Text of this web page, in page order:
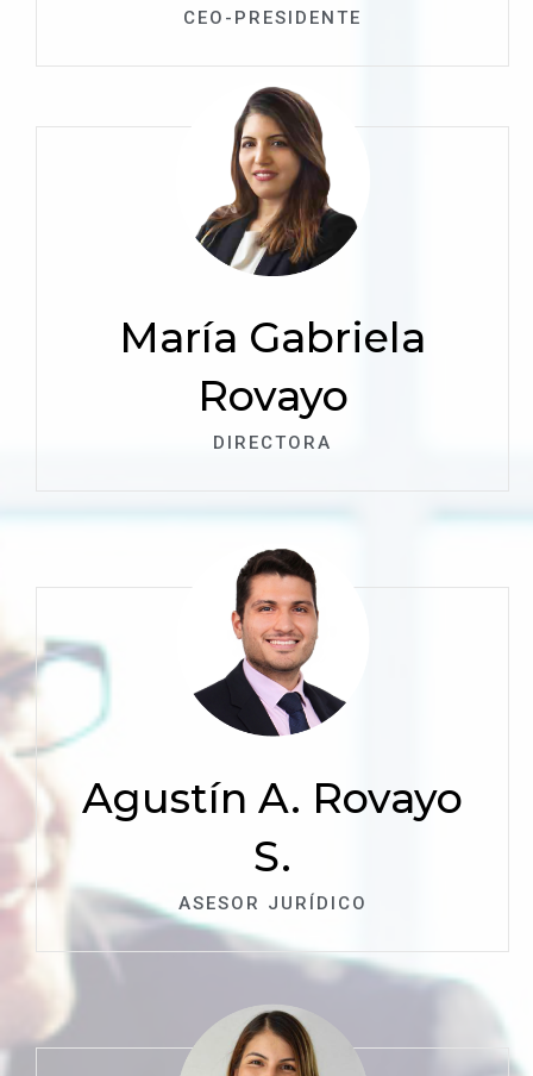
CEO-PRESIDENTE
María Gabriela
Rovayo
DIRECTORA
Agustín A. Rovayo
S.
ASESOR JURÍDICO